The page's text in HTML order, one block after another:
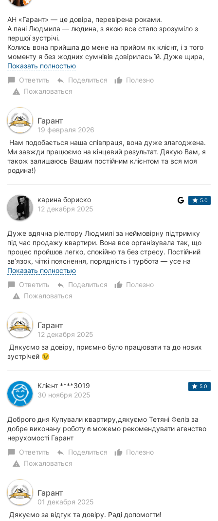
АН «Гарант» — це довіра, перевірена роками.
А пані Людмила — людина, з якою все стало зрозуміло з
першої зустрічі.
Колись вона прийшла до мене на прийом як клієнт, і з того
моменту я без жодних сумнівів довірилась їй. Дуже щира,
тепла, справжня. Та з...
Показать полностью
chat_bubble Ответить reply Поделиться thumb_up_alt
Полезно
warning Пожаловаться
Гарант
19 февраля 2026
Нам подобається наша співпраця, вона дуже злагоджена.
Ми завжди працюємо на кінцевий результат. Дякую Вам, я
також залишаюсь Вашим постійним клієнтом та вся моя
родина!)
карина бориско
12 декабря 2025
5.0
Дуже вдячна ріелтору Людмилі за неймовірну підтримку
під час продажу квартири. Вона все організувала так, що
процес пройшов легко, спокійно та без стресу. Постійний
зв’язок, чіткі пояснення, порядність і турбота — усе на
найвищому рівні. Рекомендую в...
Показать полностью
chat_bubble Ответить reply Поделиться thumb_up_alt
Полезно
warning Пожаловаться
Гарант
12 декабря 2025
Дякуємо за довіру, приємно було працювати та до нових
зустрічей 😉
Клієнт ****3019
30 ноября 2025
5.0
Доброго дня Купували квартиру,дякуємо Тетяні Феліз за
добре виконану роботу☺️можемо рекомендувати агенство
нерухомості Гарант
chat_bubble Ответить reply Поделиться thumb_up_alt
Полезно
warning Пожаловаться
Гарант
01 декабря 2025
Дякуємо за відгук та довіру. Раді допомогти!